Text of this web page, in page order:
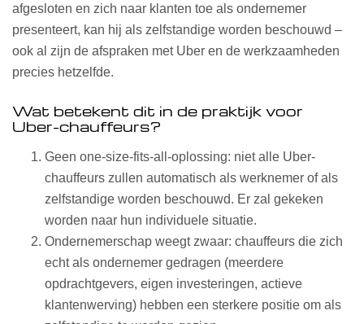
afgesloten en zich naar klanten toe als ondernemer
presenteert, kan hij als zelfstandige worden beschouwd –
ook al zijn de afspraken met Uber en de werkzaamheden
precies hetzelfde.
Wat betekent dit in de praktijk voor
Uber-chauffeurs?
Geen one-size-fits-all-oplossing: niet alle Uber-
chauffeurs zullen automatisch als werknemer of als
zelfstandige worden beschouwd. Er zal gekeken
worden naar hun individuele situatie.
Ondernemerschap weegt zwaar: chauffeurs die zich
echt als ondernemer gedragen (meerdere
opdrachtgevers, eigen investeringen, actieve
klantenwerving) hebben een sterkere positie om als